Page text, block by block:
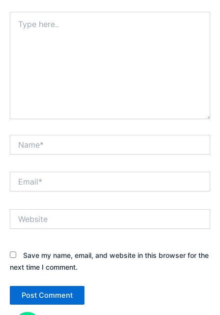
here..
Save my name, email, and website in this browser for the
next time I comment.